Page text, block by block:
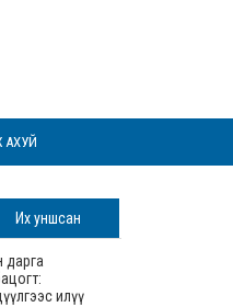
Их уншсан
дарга
илүү